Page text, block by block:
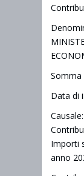
Somma
Data di
Importi
anno